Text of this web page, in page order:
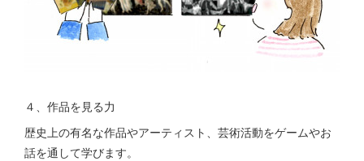
４、作品を見る力
歴史上の有名な作品やアーティスト、芸術活動をゲームやお
話を通して学びます。